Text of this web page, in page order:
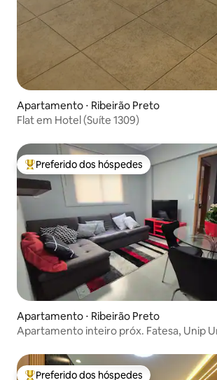
Apartamento ⋅ Ribeirão Preto
Flat em Hotel (Suíte 1309)
Entre os melhores preferidos dos
Preferido dos hóspedes
Apartamento ⋅ Ribeirão Preto
Apartamento inteiro próx. Fatesa, Unip
Preferido dos hóspedes